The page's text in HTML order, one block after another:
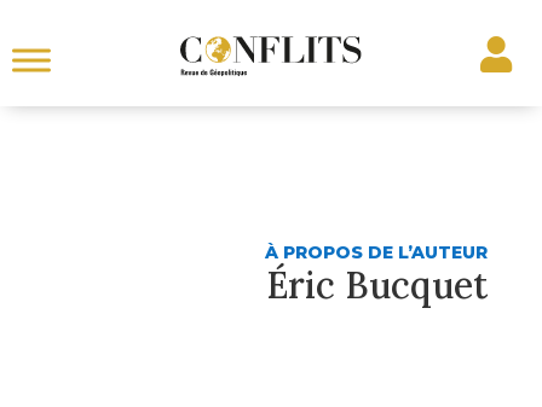
À PROPOS DE L’AUTEUR
Éric Bucquet